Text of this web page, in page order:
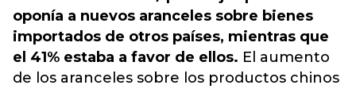
oponía a nuevos aranceles sobre bienes
importados de otros países, mientras que
el 41% estaba a favor de ellos. El aumento
de los aranceles sobre los productos chinos